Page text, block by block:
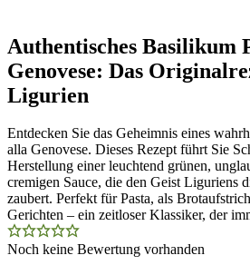
Authentisches Basilikum
Genovese: Das
Ligurien
Entdecken Sie das Geheimnis eines
alla Genovese. Dieses Rezept führt Sie
Herstellung einer leuchtend grünen,
cremigen Sauce, die den Geist Liguriens
zaubert. Perfekt für Pasta, als
Gerichten – ein zeitloser Klassiker, der
Noch keine Bewertung vorhanden